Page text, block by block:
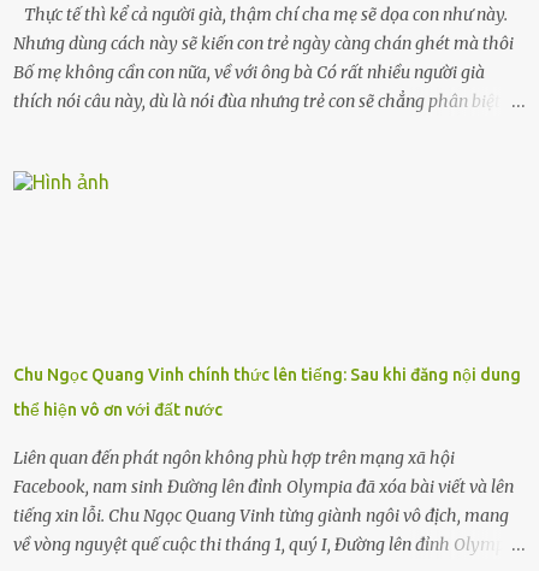
Thực tế thì kể cả người già, thậm chí cha mẹ sẽ dọa con như này.
Nhưng dùng cách này sẽ kiến con trẻ ngày càng chán ghét mà thôi
Bố mẹ không cần con nữa, về với ông bà Có rất nhiều người già
thích nói câu này, dù là nói đùa nhưng trẻ con sẽ chẳng phân biệt
khuyên nhủ con thật cẩn thận. Nếu cháu không nghe lời, cảnh sát
để được giúp đỡ thì có thể sẽ bỏ lỡ cơ hội và gặp nguy hiểm. Trẻ con
có biết gì đâu Nhiều người cứ coi trẻ còn nhỏ nên dù có phạm sai
lầm, thì họ cũng không trách mắng. Nhưng nếu người lớn tuổi
không dạy con cẩn...
Chu Ngọc Quang Vinh chính thức lên tiếng: Sau khi đăng nội dung
thể hiện vô ơn với đất nước
Liên quan đến phát ngôn không phù hợp trên mạng xã hội
Facebook, nam sinh Đường lên đỉnh Olympia đã xóa bài viết và lên
tiếng xin lỗi. Chu Ngọc Quang Vinh từng giành ngôi vô địch, mang
về vòng nguyệt quế cuộc thi tháng 1, quý I, Đường lên đỉnh Olympia.